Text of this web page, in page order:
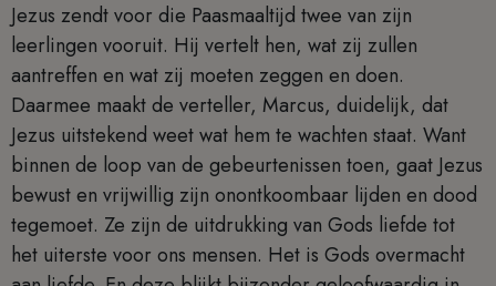
Jezus zendt voor die Paasmaaltijd twee van zijn
leerlingen vooruit. Hij vertelt hen, wat zij zullen
aantreffen en wat zij moeten zeggen en doen.
Daarmee maakt de verteller, Marcus, duidelijk, dat
Jezus uitstekend weet wat hem te wachten staat. Want
binnen de loop van de gebeurtenissen toen, gaat Jezus
bewust en vrijwillig zijn onontkoombaar lijden en dood
tegemoet. Ze zijn de uitdrukking van Gods liefde tot
het uiterste voor ons mensen. Het is Gods overmacht